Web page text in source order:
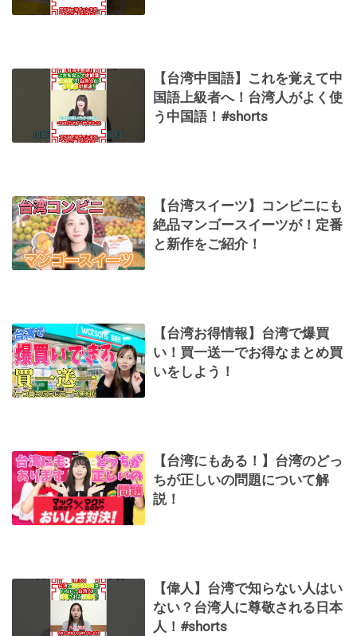
【台湾中国語】これを覚えて中
国語上級者へ！台湾人がよく使
う中国語！#shorts
【台湾スイーツ】コンビニにも
絶品マンゴースイーツが！定番
と新作をご紹介！
【台湾お得情報】台湾で爆買
い！買一送一でお得なまとめ買
いをしよう！
【台湾にもある！】台湾のどっ
ちが正しいの問題について解
説！
【偉人】台湾で知らない人はい
ない？台湾人に尊敬される日本
人！#shorts